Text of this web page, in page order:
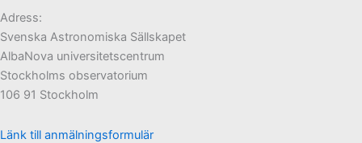
Adress:
Svenska Astronomiska Sällskapet
AlbaNova universitetscentrum
Stockholms observatorium
106 91 Stockholm
Länk till anmälningsformulär